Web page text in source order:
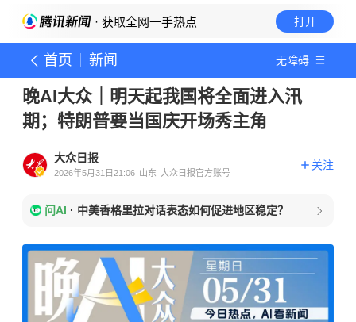
· 获取全网一手热点 打开
首页 新闻 无障碍
晚AI大众｜明天起我国将全面进入汛
期；特朗普要当国庆开场秀主角
大众日报
2026年5月31日21:06 山东 大众日报官方账号
关注
问AI · 中美香格里拉对话表态如何促进地区稳定？